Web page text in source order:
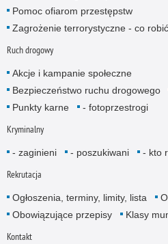
Pomoc ofiarom przestępstw
Zagrożenie terrorystyczne - co
Ruch drogowy
Akcje i kampanie społeczne
Bezpieczeństwo ruchu drogowego
Punkty karne
- fotoprzestrogi
Kryminalny
- zaginieni - poszukiwani - kto
Rekrutacja
Ogłoszenia, terminy, limity, lista
Obowiązujące przepisy
Klasy
Kontakt